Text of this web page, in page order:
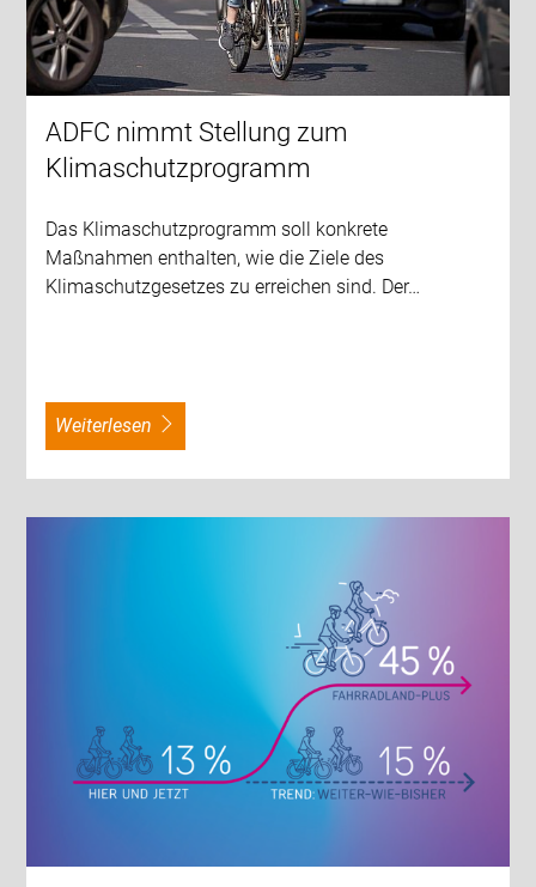
ADFC nimmt Stellung zum
Klimaschutzprogramm
Das Klimaschutzprogramm soll konkrete
Maßnahmen enthalten, wie die Ziele des
Klimaschutzgesetzes zu erreichen sind. Der…
weiterlesen